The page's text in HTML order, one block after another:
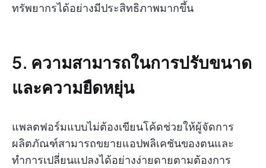
ทรัพยากรได้อย่างมีประสิทธิภาพมากขึ้น
5. ความสามารถในการปรับขนาด
และความยืดหยุ่น
แพลตฟอร์มแบบไม่ต้องเขียนโค้ดช่วยให้ผู้จัดการ
ผลิตภัณฑ์สามารถขยายแอปพลิเคชันของตนและ
ทำการเปลี่ยนแปลงได้อย่างง่ายดายตามต้องการ